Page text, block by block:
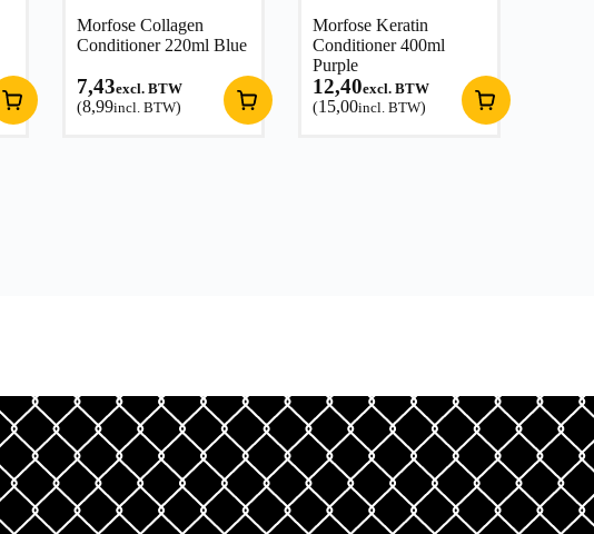
Morfose Collagen
Conditioner 220ml Blue
7,43excl. BTW
(8,99incl. BTW)
Morfose Keratin
Conditioner 400ml
Purple
12,40excl. BTW
(15,00incl. BTW)